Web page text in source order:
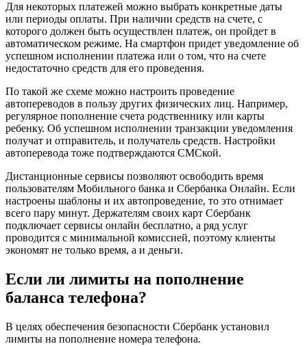
Для некоторых платежей можно выбрать конкретные даты
или периоды оплаты. При наличии средств на счете, с
которого должен быть осуществлен платеж, он пройдет в
автоматическом режиме. На смартфон придет уведомление об
успешном исполнении платежа или о том, что на счете
недостаточно средств для его проведения.
По такой же схеме можно настроить проведение
автопереводов в пользу других физических лиц. Например,
регулярное пополнение счета родственнику или карты
ребенку. Об успешном исполнении транзакции уведомления
получат и отправитель, и получатель средств. Настройки
автоперевода тоже подтверждаются СМСкой.
Дистанционные сервисы позволяют освободить время
пользователям Мобильного банка и Сбербанка Онлайн. Если
настроены шаблоны и их автопроведение, то это отнимает
всего пару минут. Держателям своих карт Сбербанк
подключает сервисы онлайн бесплатно, а ряд услуг
проводится с минимальной комиссией, поэтому клиенты
экономят не только время, а и деньги.
Если ли лимиты на пополнение
баланса телефона?
В целях обеспечения безопасности Сбербанк установил
лимиты на пополнение номера телефона.